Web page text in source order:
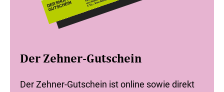
Der Zehner-Gutschein
Der Zehner-Gutschein ist online sowie direkt